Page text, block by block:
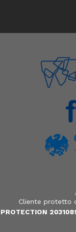
Cliente protetto
PROTECTION